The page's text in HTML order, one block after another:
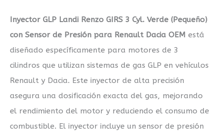
Inyector GLP Landi Renzo GIRS 3 Cyl. Verde (Pequeño)
con Sensor de Presión para Renault Dacia OEM está
diseñado específicamente para motores de 3
cilindros que utilizan sistemas de gas GLP en vehículos
Renault y Dacia. Este inyector de alta precisión
asegura una dosificación exacta del gas, mejorando
el rendimiento del motor y reduciendo el consumo de
combustible. El inyector incluye un sensor de presión